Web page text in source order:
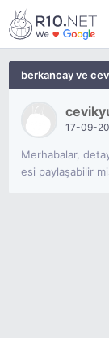
berkancay ve
17-09-
Merhabalar,
esi paylaşabilir